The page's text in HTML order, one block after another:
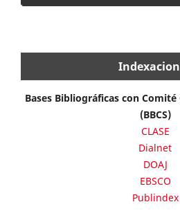
Bases Bibliográficas con
(BBCS)
CLASE
Dialnet
DOAJ
EBSCO
Publindex